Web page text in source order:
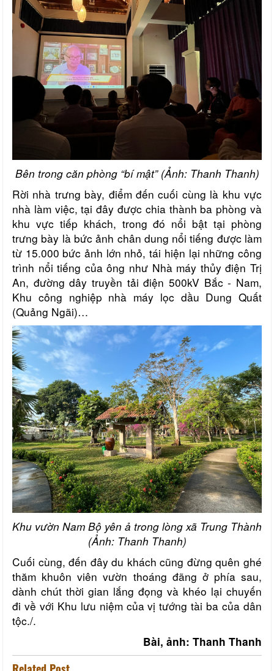
Bên trong căn phòng “bí mật” (Ảnh: Thanh Thanh)
Rời nhà trưng bày, điểm đến cuối cùng là khu vực
nhà làm việc, tại đây được chia thành ba phòng và
khu vực tiếp khách, trong đó nổi bật tại phòng
trưng bày là bức ảnh chân dung nổi tiếng được làm
từ 15.000 bức ảnh lớn nhỏ, tái hiện lại những công
trình nổi tiếng của ông như Nhà máy thủy điện Trị
An, đường dây truyền tải điện 500kV Bắc - Nam,
Khu công nghiệp nhà máy lọc dầu Dung Quất
(Quảng Ngãi)…
Khu vườn Nam Bộ yên ả trong lòng xã Trung Thành
(Ảnh: Thanh Thanh)
Cuối cùng, đến đây du khách cũng đừng quên ghé
thăm khuôn viên vườn thoáng đãng ở phía sau,
dành chút thời gian lắng đọng và khéo lại chuyến
đi về với Khu lưu niệm của vị tướng tài ba của dân
tộc./.
Bài, ảnh: Thanh Thanh